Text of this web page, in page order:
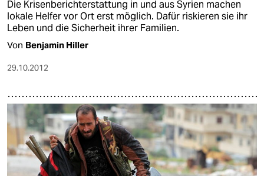
Die Krisenberichterstattung in und aus Syrien machen
lokale Helfer vor Ort erst möglich. Dafür riskieren sie ihr
Leben und die Sicherheit ihrer Familien.
Von Benjamin Hiller
29.10.2012